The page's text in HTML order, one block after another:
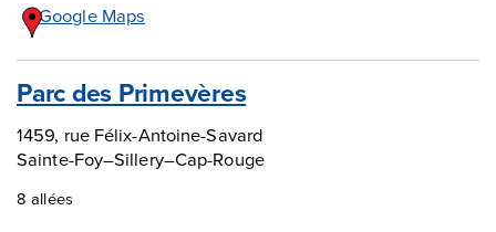
Google Maps
Parc des Primevères
1459, rue Félix-Antoine-Savard
Sainte-Foy–Sillery–Cap-Rouge
8 allées